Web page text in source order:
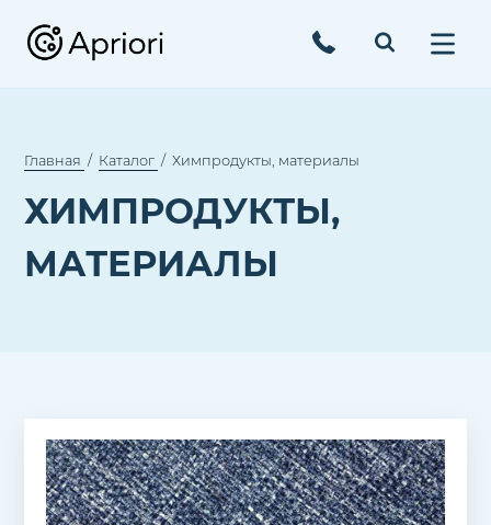
Главная Каталог Химпродукты, материалы
ХИМПРОДУКТЫ,
МАТЕРИАЛЫ